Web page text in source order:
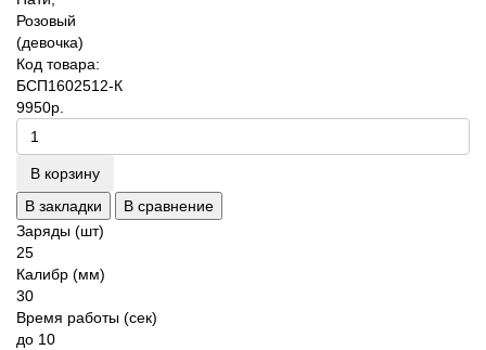
Код товара:
БСП1602512-К
9950р.
В корзину
В закладки
В сравнение
Заряды (шт)
25
Калибр (мм)
30
Время работы (сек)
до 10